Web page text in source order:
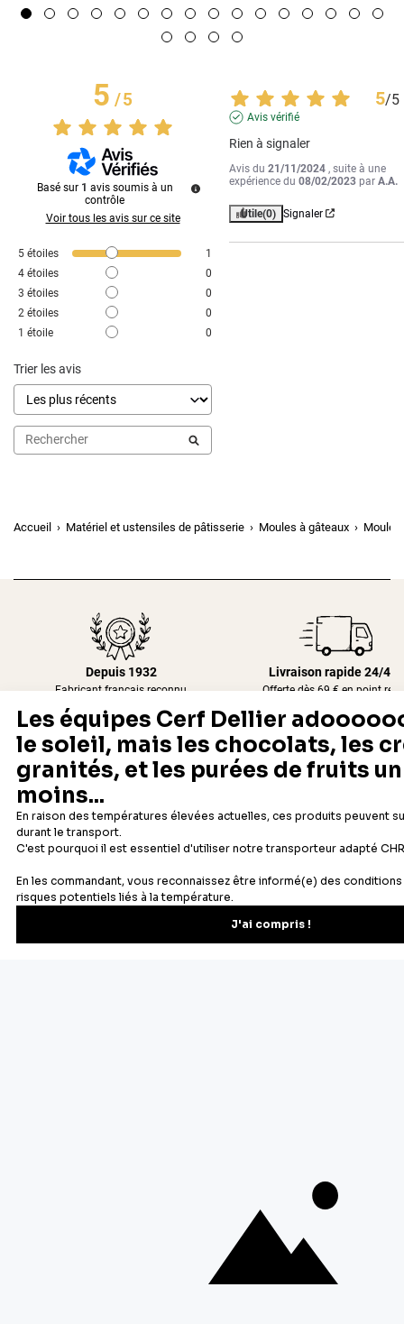
5/5
Basé sur 1 avis soumis à un
contrôle
Voir tous les avis sur ce site
5 étoiles
1
4 étoiles
0
3 étoiles
0
2 étoiles
0
1 étoile 0
Trier les avis
5/5
Avis vérifié
Rien à signaler
Avis du21/11/2024 , suite à une
expérience du08/02/2023 parA.A.
Utile(0) Signaler
Accueil Matériel et ustensiles de pâtisserie Moules à gâteaux Moule
Depuis 1932
Fabricant français reconnu
Livraison rapide 24/48h
Offerte dès 69 € en point
Newsletter
Recevez les recettes, astuces et offres spéciales.
Vous pourrez vous désinscrire depuis votre espace client.
Contactez notre service client